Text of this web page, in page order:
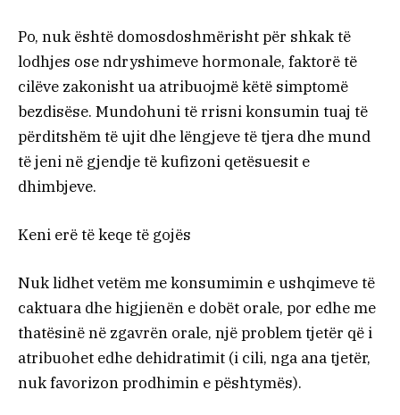
Po, nuk është domosdoshmërisht për shkak të
lodhjes ose ndryshimeve hormonale, faktorë të
cilëve zakonisht ua atribuojmë këtë simptomë
bezdisëse. Mundohuni të rrisni konsumin tuaj të
përditshëm të ujit dhe lëngjeve të tjera dhe mund
të jeni në gjendje të kufizoni qetësuesit e
dhimbjeve.
Keni erë të keqe të gojës
Nuk lidhet vetëm me konsumimin e ushqimeve të
caktuara dhe higjienën e dobët orale, por edhe me
thatësinë në zgavrën orale, një problem tjetër që i
atribuohet edhe dehidratimit (i cili, nga ana tjetër,
nuk favorizon prodhimin e pështymës).